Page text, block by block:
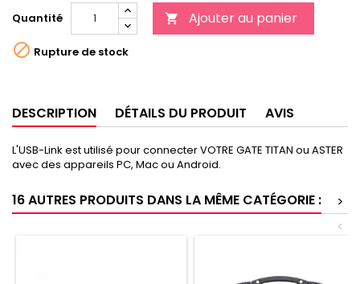
Quantité  Ajouter au panier
 Rupture de stock
DESCRIPTION DÉTAILS DU PRODUIT AVIS
L'USB-Link est utilisé pour connecter VOTRE GATE TITAN ou ASTER
avec des appareils PC, Mac ou Android.
16 AUTRES PRODUITS DANS LA MÊME CATÉGORIE :
>
<